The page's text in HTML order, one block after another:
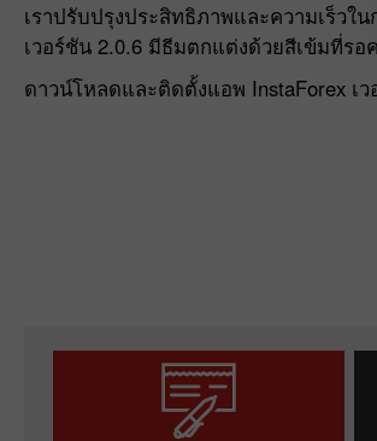
เราปรับปรุงประสิทธิภาพและความเร็ว
เวอร์ชัน 2.0.6 มีธีมตกแต่งด้วยสีเข้มที่ร
ดาวน์โหลดและติดตั้งแอพ InstaForex